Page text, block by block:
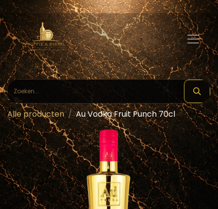
Alle producten Au Vodka Fruit Punch 70cl